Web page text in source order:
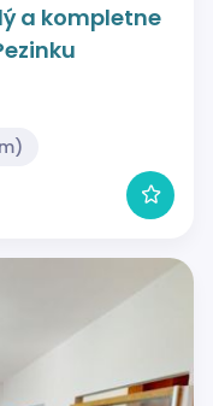
a kompletne